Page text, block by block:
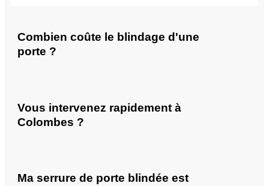
Combien coûte le blindage d'une
porte ?
Vous intervenez rapidement à
Colombes ?
Ma serrure de porte blindée est